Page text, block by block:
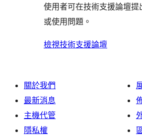
使用者可在技術支援論壇提
或使用問題。
檢視技術支援論壇
關於我們
最新消息
主機代管
隱私權